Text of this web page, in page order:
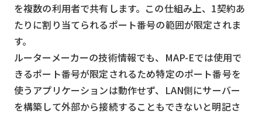
を複数の利用者で共有します。この仕組み上、1契約あ
たりに割り当てられるポート番号の範囲が限定されま
す。
ルーターメーカーの技術情報でも、MAP-Eでは使用で
きるポート番号が限定されるため特定のポート番号を
使うアプリケーションは動作せず、LAN側にサーバー
を構築して外部から接続することもできないと明記さ